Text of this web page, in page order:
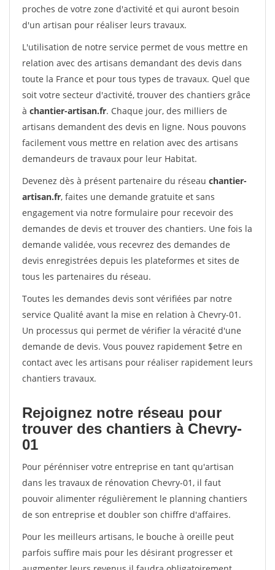
proches de votre zone d'activité et qui auront besoin
d'un artisan pour réaliser leurs travaux.
L'utilisation de notre service permet de vous mettre en
relation avec des artisans demandant des devis dans
toute la France et pour tous types de travaux. Quel que
soit votre secteur d'activité, trouver des chantiers grâce
à chantier-artisan.fr. Chaque jour, des milliers de
artisans demandent des devis en ligne. Nous pouvons
facilement vous mettre en relation avec des artisans
demandeurs de travaux pour leur Habitat.
Devenez dès à présent partenaire du réseau chantier-
artisan.fr, faites une demande gratuite et sans
engagement via notre formulaire pour recevoir des
demandes de devis et trouver des chantiers. Une fois la
demande validée, vous recevrez des demandes de
devis enregistrées depuis les plateformes et sites de
tous les partenaires du réseau.
Toutes les demandes devis sont vérifiées par notre
service Qualité avant la mise en relation à Chevry-01.
Un processus qui permet de vérifier la véracité d'une
demande de devis. Vous pouvez rapidement $etre en
contact avec les artisans pour réaliser rapidement leurs
chantiers travaux.
Rejoignez notre réseau pour
trouver des chantiers à Chevry-
01
Pour pérénniser votre entreprise en tant qu'artisan
dans les travaux de rénovation Chevry-01, il faut
pouvoir alimenter régulièrement le planning chantiers
de son entreprise et doubler son chiffre d'affaires.
Pour les meilleurs artisans, le bouche à oreille peut
parfois suffire mais pour les désirant progresser et